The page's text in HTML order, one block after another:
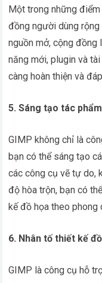
Một trong những
đồng người dùng rộng
nguồn mở, cộng đồng
năng mới, plugin và
càng hoàn thiện và
5. Sáng tạo tác
GIMP không chỉ là
bạn có thể sáng tạo
các công cụ vẽ tự do,
độ hòa trộn, bạn có
kế đồ họa theo phong
6. Nhân tố thiết kế
GIMP là công cụ hỗ